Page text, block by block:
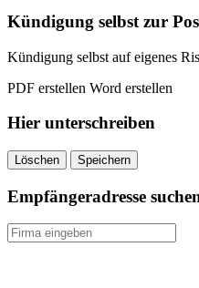
quantity
Kündigung selbst zur
Kündigung selbst auf eigenes
PDF erstellen Word erstellen
Hier unterschreiben
Löschen Speichern
Empfängeradresse